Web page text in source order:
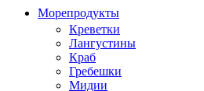
Морепродукты
Креветки
Лангустины
Краб
Гребешки
Мидии